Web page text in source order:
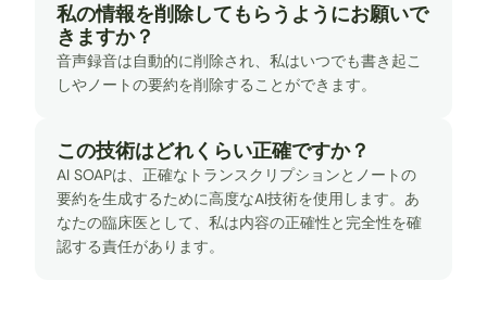
私の情報を削除してもらうようにお願いで
きますか？
音声録音は自動的に削除され、私はいつでも書き起こ
しやノートの要約を削除することができます。
この技術はどれくらい正確ですか？
AI SOAPは、正確なトランスクリプションとノートの
要約を生成するために高度なAI技術を使用します。あ
なたの臨床医として、私は内容の正確性と完全性を確
認する責任があります。